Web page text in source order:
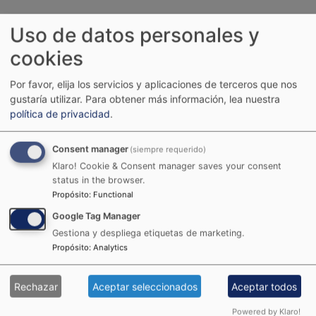
Arrastra tu
imagen o Ctrl +
Uso de datos personales y
cookies
Por favor, elija los servicios y aplicaciones de terceros que nos
gustaría utilizar. Para obtener más información, lea nuestra
política de privacidad.
Consent manager (siempre requerido)
Klaro! Cookie & Consent manager saves your consent
status in the browser.
Propósito: Functional
Google Tag Manager
Gestiona y despliega etiquetas de marketing.
Propósito: Analytics
Rechazar Aceptar seleccionados Aceptar todos
Powered by Klaro!